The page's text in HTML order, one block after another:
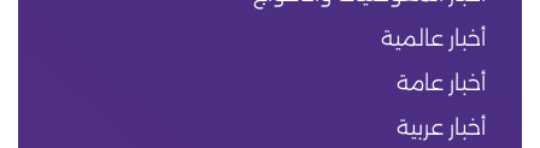
أخبار عالمية
أخبار عامة
أخبار عربية